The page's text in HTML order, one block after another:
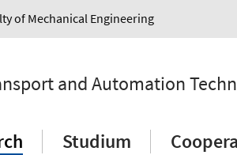
of Mechanical Engineering
and Automation
Studium